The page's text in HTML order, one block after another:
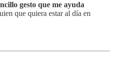
gesto que me ayuda
que quiera estar al día en